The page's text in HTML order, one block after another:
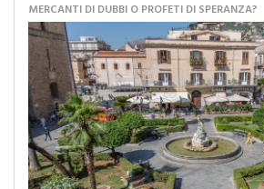
MERCANTI DI DUBBI O PROFETI DI SPERANZA?